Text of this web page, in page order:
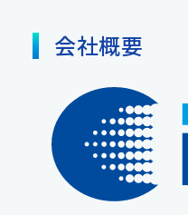
会社概要